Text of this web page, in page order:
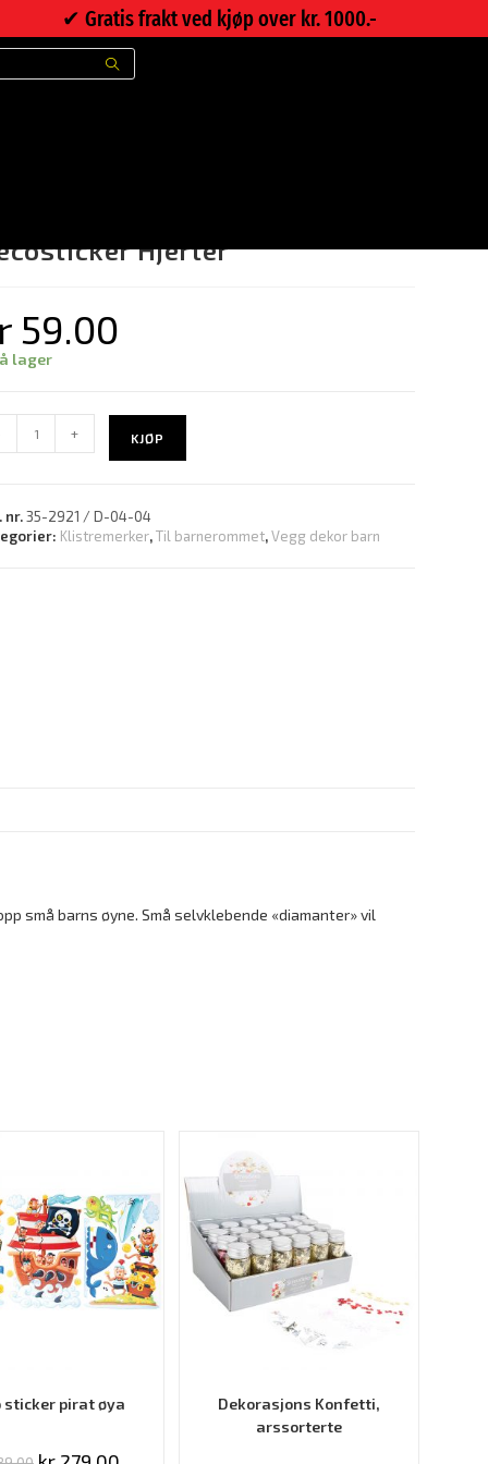
✔︎ Gratis frakt ved kjøp over kr. 1000.-
Hjerter
59.00
lager
+ KJØP
nr.35-2921 / D-04-04
Klistremerker,Til barnerommet,Vegg dekor barn
små barns øyne. Små selvklebende «diamanter» vil
sticker pirat øya
Dekorasjons Konfetti,
arssorterte